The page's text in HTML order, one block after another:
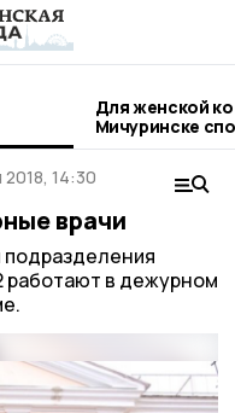
Для женской
Мичуринске
оборудование
2018, 14:30
врачи
подразделения
в дежурном